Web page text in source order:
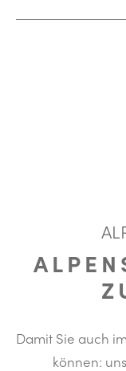
Damit Sie auch
können: